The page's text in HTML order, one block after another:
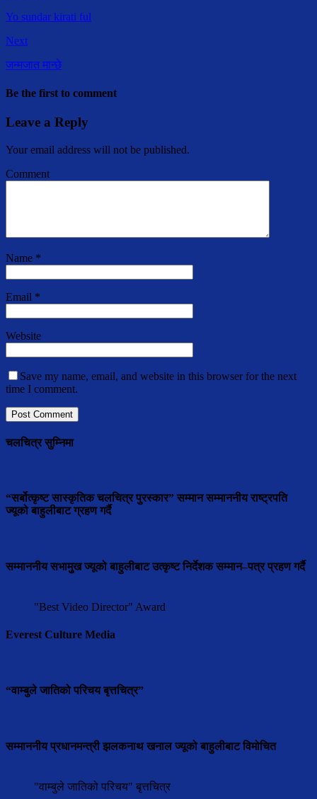
Yo sundar kirati ful
Next
जन्मजात मान्छे
Be the first to comment
Leave a Reply
Your email address will not be published.
Comment
Name *
Email *
Website
Save my name, email, and website in this browser for the next
time I comment.
चलचित्र सुम्निमा
“सर्बोत्कृष्ट सास्कृतिक चलचित्र पुरस्कार” सम्मान सम्माननीय राष्ट्रपति
ज्यूको बाहुलीबाट ग्रहण गर्दै
सम्माननीय सभामुुख ज्यूको बाहुलीबाट उत्कृष्ट निर्देशक सम्मान–पत्र प्रहण गर्दै
"Best Video Director" Award
Everest Culture Media
“वाम्बुले जातिको परिचय बृत्तचित्र”
सम्माननीय प्रधानमन्त्री झलकनाथ खनाल ज्यूको बाहुलीबाट विमोचित
"वाम्बुले जातिको परिचय" बृत्तचित्र